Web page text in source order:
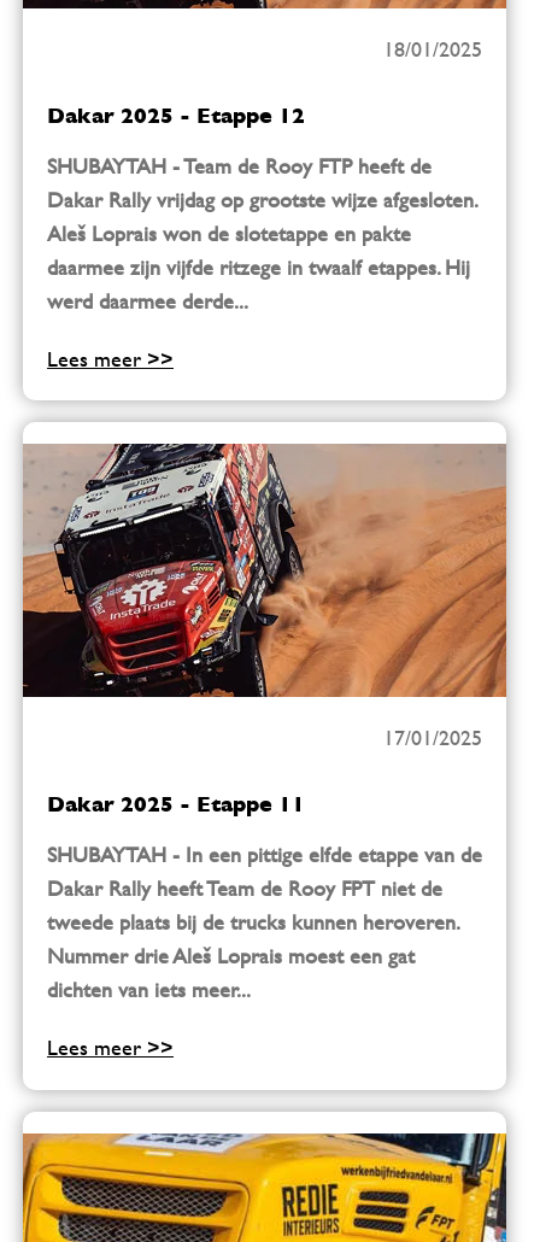
18/01/2025
Dakar 2025 - Etappe 12
SHUBAYTAH - Team de Rooy FTP heeft de
Dakar Rally vrijdag op grootste wijze afgesloten.
Aleš Loprais won de slotetappe en pakte
daarmee zijn vijfde ritzege in twaalf etappes. Hij
werd daarmee derde...
Lees meer >>
17/01/2025
Dakar 2025 - Etappe 11
SHUBAYTAH - In een pittige elfde etappe van de
Dakar Rally heeft Team de Rooy FPT niet de
tweede plaats bij de trucks kunnen heroveren.
Nummer drie Aleš Loprais moest een gat
dichten van iets meer...
Lees meer >>